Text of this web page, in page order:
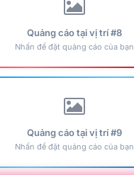
Quảng cáo tại vị trí #8
Nhấn để đặt quảng cáo của bạn
Quảng cáo tại vị trí #9
Nhấn để đặt quảng cáo của bạn